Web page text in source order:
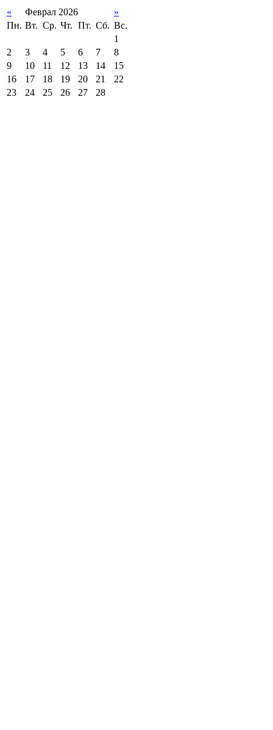
« Феврал 2026
»
Пн. Вт. Ср. Чт. Пт. Сб. Вс.
1
2
3 4 5 6 7
8
9
10 11 12 13 14
15
16
17 18 19 20 21
22
23
24 25 26 27 28